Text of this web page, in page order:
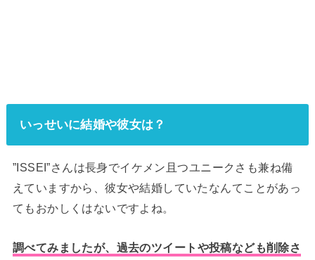
いっせいに結婚や彼女は？
”ISSEI”さんは長身でイケメン且つユニークさも兼ね備
えていますから、彼女や結婚していたなんてことがあっ
てもおかしくはないですよね。
調べてみましたが、 過去のツイートや投稿なども削除さ